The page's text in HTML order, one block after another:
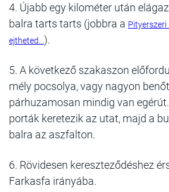
4. Újabb egy kilométer után
balra tarts tarts (jobbra a
ejtheted...).
5. A következő szakaszon
mély pocsolya, vagy nagyon
párhuzamosan mindig van
porták keretezik az utat, majd a
balra az aszfalton.
6. Rövidesen kereszteződéshez
Farkasfa irányába.